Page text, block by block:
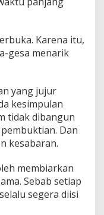
Karena itu,
gesa menarik
yang jujur
kesimpulan
tidak dibangun
Dan
kesabaran.
membiarkan
Sebab setiap
segera diisi